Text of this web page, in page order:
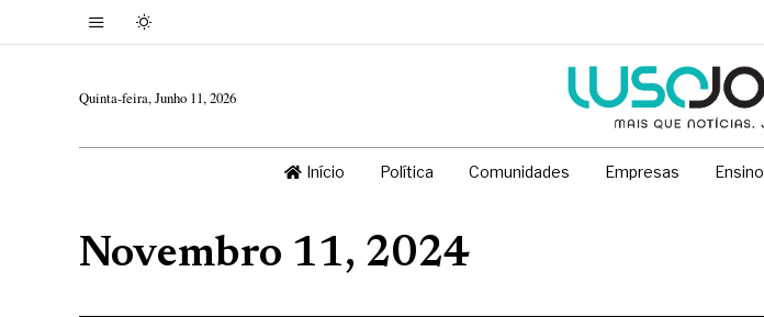
Quinta-feira, Junho 11, 2026
Início Política Comunidades Empresas Ensino
Novembro 11, 2024